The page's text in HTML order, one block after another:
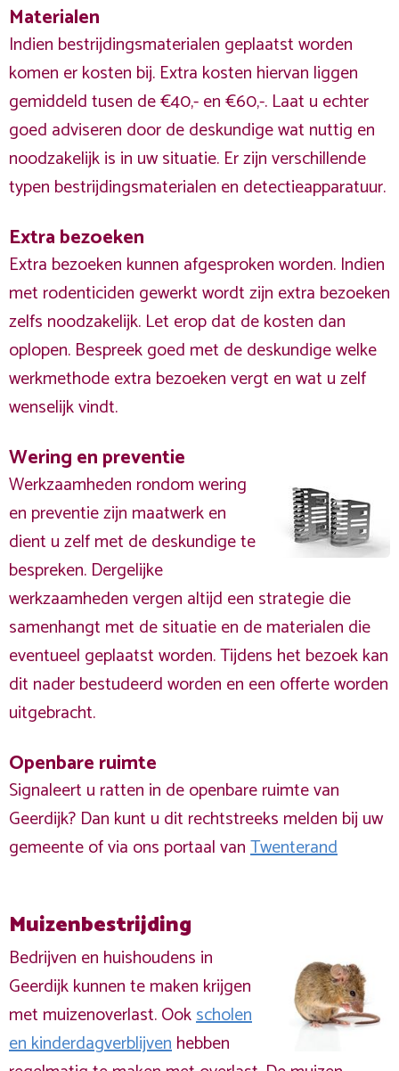
Materialen
Indien bestrijdingsmaterialen geplaatst worden
komen er kosten bij. Extra kosten hiervan liggen
gemiddeld tusen de €40,- en €60,-. Laat u echter
goed adviseren door de deskundige wat nuttig en
noodzakelijk is in uw situatie. Er zijn verschillende
typen bestrijdingsmaterialen en detectieapparatuur.
Extra bezoeken
Extra bezoeken kunnen afgesproken worden. Indien
met rodenticiden gewerkt wordt zijn extra bezoeken
zelfs noodzakelijk. Let erop dat de kosten dan
oplopen. Bespreek goed met de deskundige welke
werkmethode extra bezoeken vergt en wat u zelf
wenselijk vindt.
Wering en preventie
Werkzaamheden rondom wering
en preventie zijn maatwerk en
dient u zelf met de deskundige te
bespreken. Dergelijke
werkzaamheden vergen altijd een strategie die
samenhangt met de situatie en de materialen die
eventueel geplaatst worden. Tijdens het bezoek kan
dit nader bestudeerd worden en een offerte worden
uitgebracht.
Openbare ruimte
Signaleert u ratten in de openbare ruimte van
Geerdijk? Dan kunt u dit rechtstreeks melden bij uw
gemeente of via ons portaal vanTwenterand
Muizenbestrijding
Bedrijven en huishoudens in
Geerdijk kunnen te maken krijgen
met muizenoverlast. Ookscholen
en kinderdagverblijvenhebben